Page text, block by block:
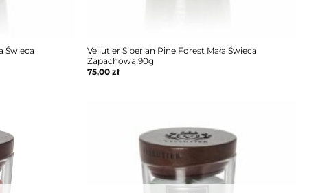
Świeca
Vellutier Siberian Pine Forest Mała Świeca
Zapachowa 90g
75,00 zł